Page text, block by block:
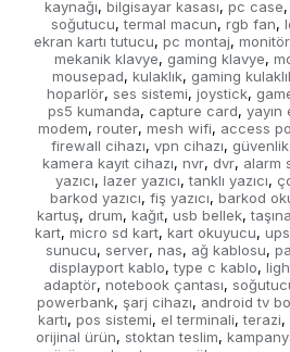
kaynağı, bilgisayar kasası, pc case,
soğutucu, termal macun, rgb fan,
ekran kartı tutucu, pc montaj, monitör
mekanik klavye, gaming klavye,
mousepad, kulaklık, gaming
hoparlör, ses sistemi, joystick,
ps5 kumanda, capture card, yayın
modem, router, mesh wifi, access
firewall cihazı, vpn cihazı,
kamera kayıt cihazı, nvr, dvr, alarm
yazıcı, lazer yazıcı, tanklı yazıcı,
barkod yazıcı, fiş yazıcı, barkod
kartuş, drum, kağıt, usb bellek,
kart, micro sd kart, kart okuyucu, ups
sunucu, server, nas, ağ kablosu,
displayport kablo, type c kablo,
adaptör, notebook çantası,
powerbank, şarj cihazı, android tv
kartı, pos sistemi, el terminali, terazi,
orijinal ürün, stoktan teslim,